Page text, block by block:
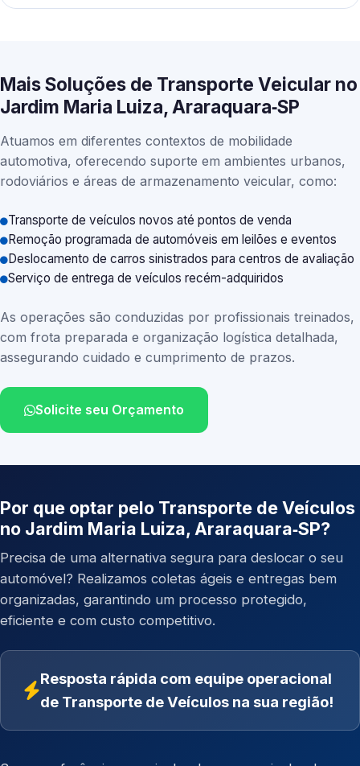
Mais Soluções de Transporte Veicular no
Jardim Maria Luiza, Araraquara‑SP
Atuamos em diferentes contextos de mobilidade
automotiva, oferecendo suporte em ambientes urbanos,
rodoviários e áreas de armazenamento veicular, como:
Transporte de veículos novos até pontos de venda
Remoção programada de automóveis em leilões e eventos
Deslocamento de carros sinistrados para centros de avaliação
Serviço de entrega de veículos recém-adquiridos
As operações são conduzidas por profissionais treinados,
com frota preparada e organização logística detalhada,
assegurando cuidado e cumprimento de prazos.
Solicite seu Orçamento
Por que optar pelo Transporte de Veículos
no Jardim Maria Luiza, Araraquara‑SP?
Precisa de uma alternativa segura para deslocar o seu
automóvel? Realizamos coletas ágeis e entregas bem
organizadas, garantindo um processo protegido,
eficiente e com custo competitivo.
Resposta rápida com equipe operacional
de Transporte de Veículos na sua região!